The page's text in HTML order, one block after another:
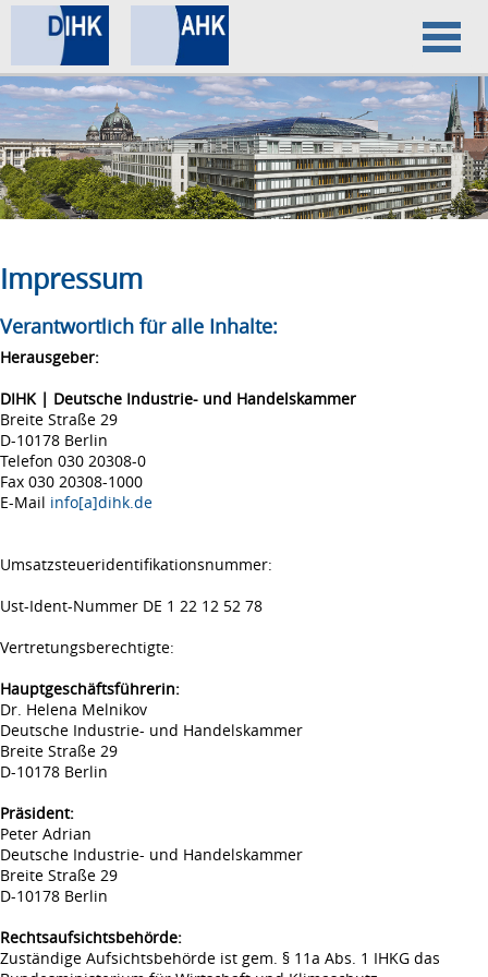
Home
Datenschutz
Impressum
Impressum
Verantwortlich für alle Inhalte:
Herausgeber:
DIHK | Deutsche Industrie- und Handelskammer
Breite Straße 29
D-10178 Berlin
Telefon 030 20308-0
Fax 030 20308-1000
E-Mail info[a]dihk.de
Umsatzsteueridentifikationsnummer:
Ust-Ident-Nummer DE 1 22 12 52 78
Vertretungsberechtigte:
Hauptgeschäftsführerin:
Dr. Helena Melnikov
Deutsche Industrie- und Handelskammer
Breite Straße 29
D-10178 Berlin
Präsident:
Peter Adrian
Deutsche Industrie- und Handelskammer
Breite Straße 29
D-10178 Berlin
Rechtsaufsichtsbehörde:
Zuständige Aufsichtsbehörde ist gem. § 11a Abs. 1 IHKG das